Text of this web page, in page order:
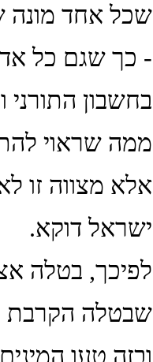
שכל אחד מונה
- כך שגם כל
בחשבון
ממה שראוי
אלא מצווה זו
ישראל דוקא.
לפיכך, בטלה
שבטלה הקרבת
ובזה טעו